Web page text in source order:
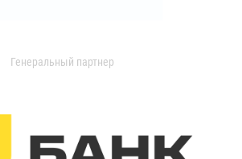
Генеральный партнер